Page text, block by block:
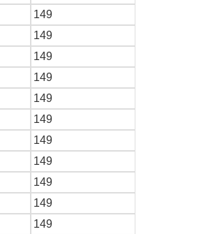
149
149
149
149
149
149
149
149
149
149
149